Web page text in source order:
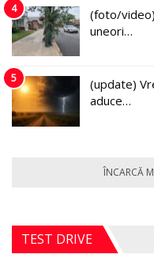
4
(foto/video)
uneori…
5
(update)
aduce…
ÎNCARCĂ
TEST DRIVE